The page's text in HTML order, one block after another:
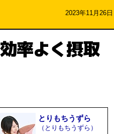
2023年11月26日
率よく摂取
とりもちうずら
（とりもちうずら）